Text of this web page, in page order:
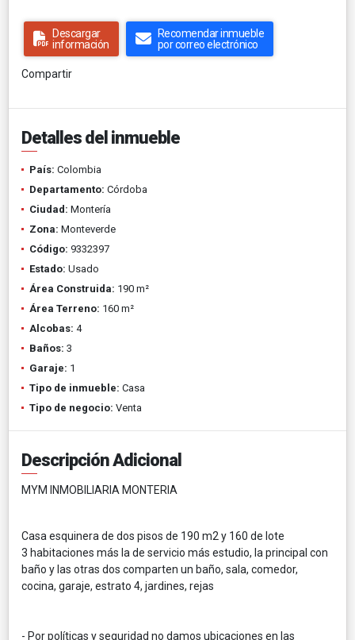
Descargar
información
Recomendar inmueble
por correo electrónico
Compartir
Detalles del inmueble
País: Colombia
Departamento: Córdoba
Ciudad: Montería
Zona: Monteverde
Código: 9332397
Estado: Usado
Área Construida: 190 m²
Área Terreno: 160 m²
Alcobas: 4
Baños: 3
Garaje: 1
Tipo de inmueble: Casa
Tipo de negocio: Venta
Descripción Adicional
MYM INMOBILIARIA MONTERIA
Casa esquinera de dos pisos de 190 m2 y 160 de lote
3 habitaciones más la de servicio más estudio, la principal con
baño y las otras dos comparten un baño, sala, comedor,
cocina, garaje, estrato 4, jardines, rejas
- Por políticas y seguridad no damos ubicaciones en las